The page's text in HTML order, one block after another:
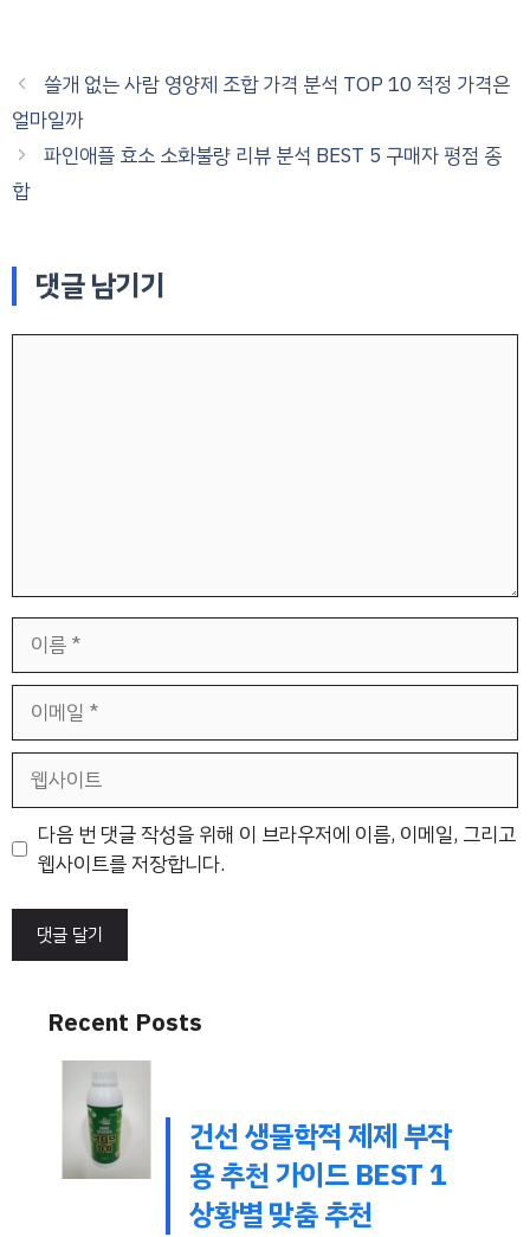
쓸개 없는 사람 영양제 조합 가격 분석 TOP 10 적정 가격은
얼마일까
파인애플 효소 소화불량 리뷰 분석 BEST 5 구매자 평점 종
합
댓글 남기기
일
트
다음 번 댓글 작성을 위해 이 브라우저에 이름, 이메일, 그리고
웹사이트를 저장합니다.
Recent Posts
건선 생물학적 제제 부작
용 추천 가이드 BEST 1
상황별 맞춤 추천